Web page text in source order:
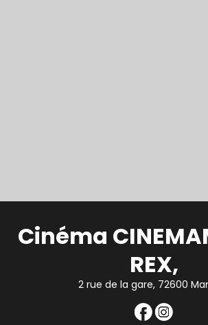
Cinéma
REX,
2 rue de la gare, 72600